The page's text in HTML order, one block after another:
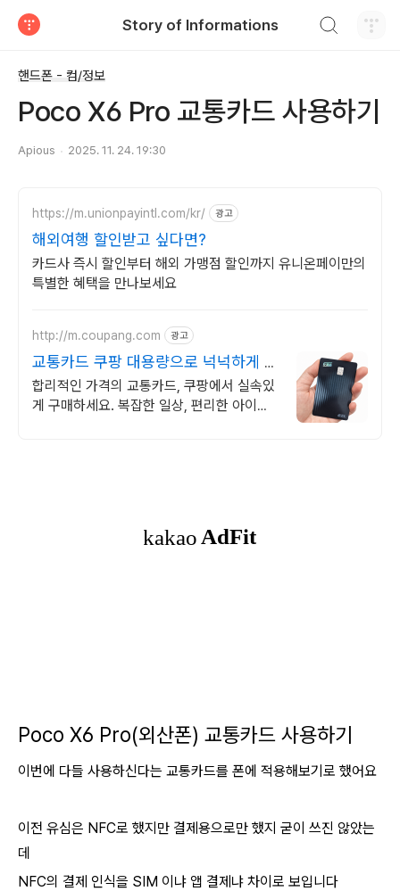
Story of Informations
핸드폰 - 컴/정보
Poco X6 Pro 교통카드 사용하기
Apious 2025. 11. 24. 19:30
https://m.unionpayintl.com/kr/ 광고
해외여행 할인받고 싶다면?
카드사 즉시 할인부터 해외 가맹점 할인까지 유니온페이만의
특별한 혜택을 만나보세요
http://m.coupang.com 광고
교통카드 쿠팡 대용량으로 넉넉하게 사
용
합리적인 가격의 교통카드, 쿠팡에서 실속있
게 구매하세요. 복잡한 일상, 편리한 아이템
Poco X6 Pro(외산폰) 교통카드 사용하기
이번에 다들 사용하신다는 교통카드를 폰에 적용해보기로 했어요
이전 유심은 NFC로 했지만 결제용으로만 했지 굳이 쓰진 않았는
데
NFC의 결제 인식을 SIM 이냐 앱 결제냐 차이로 보입니다